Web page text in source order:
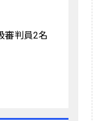
審判員2名